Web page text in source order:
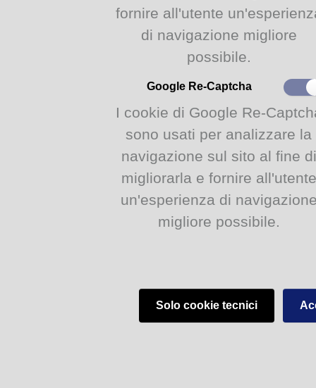
info:
L'evento, rivolto ad adulti
-Serre del Novecento-
La partecipazione è
alice@comune.parma.it
allegati:
Compleanno Alice.pdf
Biblioteca di ALice - Serre del Parco Ducale, 43125 Parma
fornire all'utente
di navigazione migliore
possibile.
Google Re-Captcha
I cookie di Google Re-
sono usati per analizzare la
navigazione sul sito al fine di
migliorarla e fornire all'utente
un'esperienza di
migliore possibile.
Solo cookie tecnici